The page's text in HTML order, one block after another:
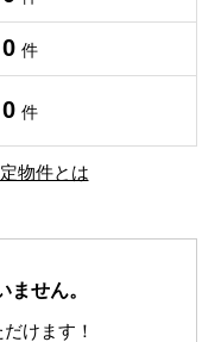
0 件
0 件
物件とは
せん。
けます！